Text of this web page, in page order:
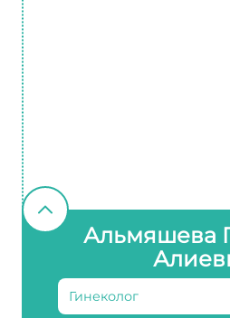
Альмяшева
Гинеколог